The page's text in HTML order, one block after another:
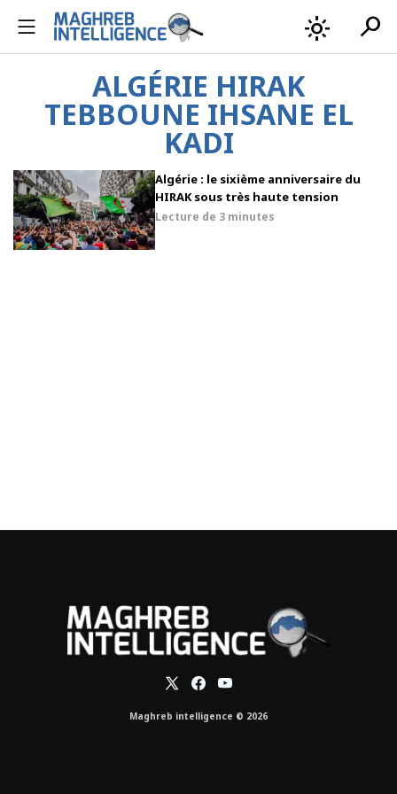
light_mode search
ALGÉRIE HIRAK
TEBBOUNE IHSANE EL
KADI
Algérie : le sixième anniversaire du
HIRAK sous très haute tension
Lecture de 3 minutes
Maghreb intelligence © 2026